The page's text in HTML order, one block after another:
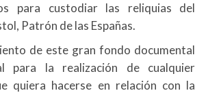
para custodiar las reliquias del
Patrón de las Españas.
de este gran fondo documental
para la realización de cualquier
quiera hacerse en relación con la